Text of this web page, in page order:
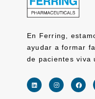
En Ferring,
ayudar a formar
de pacientes viva